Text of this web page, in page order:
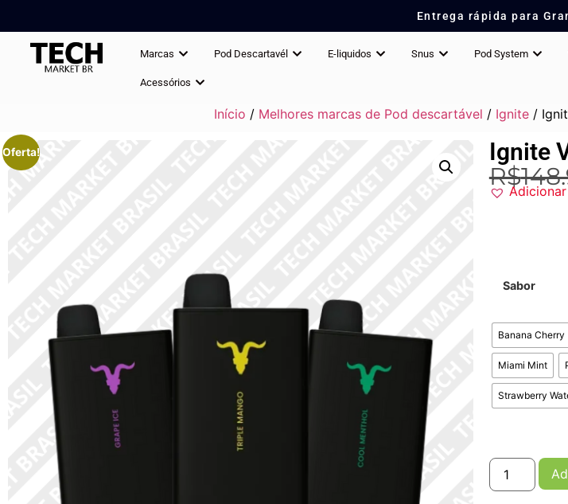
Entrega rápida para
Marcas Pod Descartavél E-liquidos Snus Pod System
Acessórios
Início / Melhores marcas de Pod descartável / Ignite/
Oferta! Ignite
R$
Sabor
Banana Cherry
Miami Mint
Strawberry